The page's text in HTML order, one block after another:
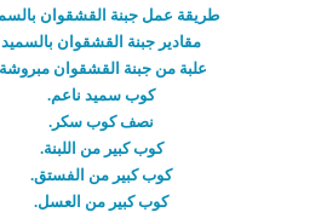
طريقة عمل جبنة القشقوان
مقادير جبنة القشقوان بالسميد
علبة من جبنة القشقوان
كوب سميد ناعم.
نصف كوب سكر.
كوب كبير من اللبنة.
كوب كبير من الفستق.
كوب كبير من العسل.